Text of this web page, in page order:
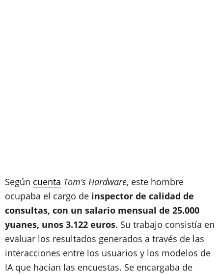
Según cuenta Tom’s Hardware, este hombre
ocupaba el cargo de inspector de calidad de
consultas, con un salario mensual de 25.000
yuanes, unos 3.122 euros. Su trabajo consistía en
evaluar los resultados generados a través de las
interacciones entre los usuarios y los modelos de
IA que hacían las encuestas. Se encargaba de